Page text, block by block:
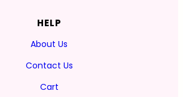
HELP
About Us
Contact Us
Cart